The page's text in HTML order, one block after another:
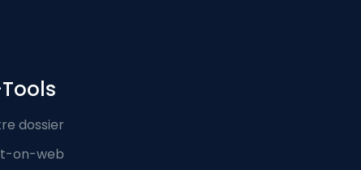
dossier
on-web